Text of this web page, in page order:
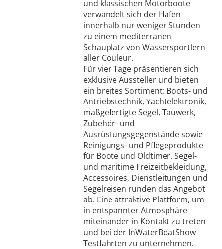
und klassischen Motorboote
verwandelt sich der Hafen
innerhalb nur weniger Stunden
zu einem mediterranen
Schauplatz von Wassersportlern
aller Couleur.
Für vier Tage präsentieren sich
exklusive Aussteller und bieten
ein breites Sortiment: Boots- und
Antriebstechnik, Yachtelektronik,
maßgefertigte Segel, Tauwerk,
Zubehör- und
Ausrüstungsgegenstände sowie
Reinigungs- und Pflegeprodukte
für Boote und Oldtimer. Segel-
und maritime Freizeitbekleidung,
Accessoires, Dienstleitungen und
Segelreisen runden das Angebot
ab. Eine attraktive Plattform, um
in entspannter Atmosphäre
miteinander in Kontakt zu treten
und bei der InWaterBoatShow
Testfahrten zu unternehmen.